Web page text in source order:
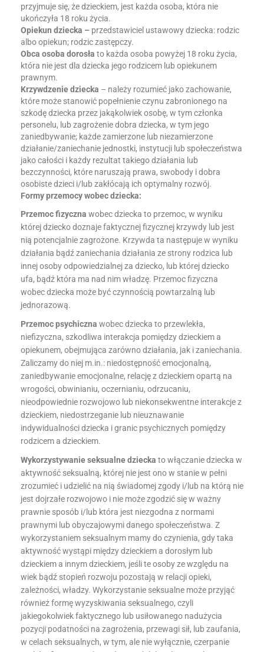
przyjmuje się, że dzieckiem, jest każda osoba, która nie
ukończyła 18 roku życia.
Opiekun dziecka – przedstawiciel ustawowy dziecka: rodzic
albo opiekun; rodzic zastępczy.
Obca osoba dorosła to każda osoba powyżej 18 roku życia,
która nie jest dla dziecka jego rodzicem lub opiekunem
prawnym.
Krzywdzenie dziecka – należy rozumieć jako zachowanie,
które może stanowić popełnienie czynu zabronionego na
szkodę dziecka przez jakąkolwiek osobę, w tym członka
personelu, lub zagrożenie dobra dziecka, w tym jego
zaniedbywanie; każde zamierzone lub niezamierzone
działanie/zaniechanie jednostki, instytucji lub społeczeństwa
jako całości i każdy rezultat takiego działania lub
bezczynności, które naruszają prawa, swobody i dobra
osobiste dzieci i/lub zakłócają ich optymalny rozwój.
Formy przemocy wobec dziecka:
Przemoc fizyczna wobec dziecka to przemoc, w wyniku
której dziecko doznaje faktycznej fizycznej krzywdy lub jest
nią potencjalnie zagrożone. Krzywda ta następuje w wyniku
działania bądź zaniechania działania ze strony rodzica lub
innej osoby odpowiedzialnej za dziecko, lub której dziecko
ufa, bądź która ma nad nim władzę. Przemoc fizyczna
wobec dziecka może być czynnością powtarzalną lub
jednorazową.
Przemoc psychiczna wobec dziecka to przewlekła,
niefizyczna, szkodliwa interakcja pomiędzy dzieckiem a
opiekunem, obejmująca zarówno działania, jak i zaniechania.
Zaliczamy do niej m.in.: niedostępność emocjonalną,
zaniedbywanie emocjonalne, relację z dzieckiem opartą na
wrogości, obwinianiu, oczernianiu, odrzucaniu,
nieodpowiednie rozwojowo lub niekonsekwentne interakcje z
dzieckiem, niedostrzeganie lub nieuznawanie
indywidualności dziecka i granic psychicznych pomiędzy
rodzicem a dzieckiem.
Wykorzystywanie seksualne dziecka to włączanie dziecka w
aktywność seksualną, której nie jest ono w stanie w pełni
zrozumieć i udzielić na nią świadomej zgody i/lub na którą nie
jest dojrzałe rozwojowo i nie może zgodzić się w ważny
prawnie sposób i/lub która jest niezgodna z normami
prawnymi lub obyczajowymi danego społeczeństwa. Z
wykorzystaniem seksualnym mamy do czynienia, gdy taka
aktywność wystąpi między dzieckiem a dorosłym lub
dzieckiem a innym dzieckiem, jeśli te osoby ze względu na
wiek bądź stopień rozwoju pozostają w relacji opieki,
zależności, władzy. Wykorzystanie seksualne może przyjąć
również formę wyzyskiwania seksualnego, czyli
jakiegokolwiek faktycznego lub usiłowanego nadużycia
pozycji podatności na zagrożenia, przewagi sił, lub zaufania,
w celach seksualnych, w tym, ale nie wyłącznie, czerpanie